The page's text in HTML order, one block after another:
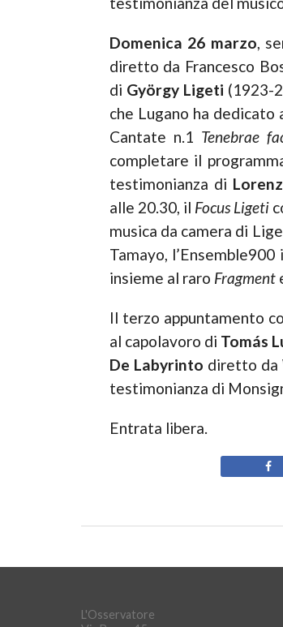
Domenica 26 marzo,
diretto da Francesco
di György Ligeti (1923-
che Lugano ha dedicato
Cantate n.1 Tenebrae
completare il
testimonianza di
alle 20.30, il Focus Ligeti
musica da camera di
Tamayo,
insieme al raro Fragment
Il terzo appuntamento
al capolavoro di Tomás
De Labyrinto diretto da
testimonianza di
Entrata libera.
L'Osservatore